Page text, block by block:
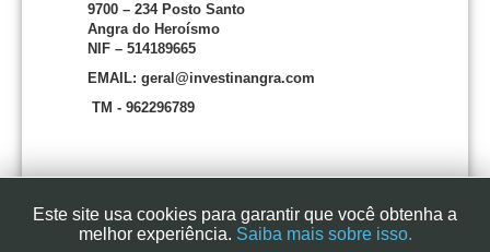
9700 – 234 Posto Santo
Angra do Heroísmo
NIF – 514189665
EMAIL: geral@investinangra.com
TM - 962296789
Este site usa cookies para garantir que você obtenha a
melhor experiência. Saiba mais sobre isso.